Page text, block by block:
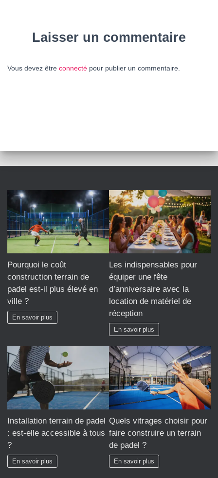
Laisser un commentaire
Vous devez être connecté pour publier un commentaire.
Pourquoi le coût
construction terrain de
padel est-il plus élevé en
ville ?
En savoir plus
Les indispensables pour
équiper une fête
d’anniversaire avec la
location de matériel de
réception
En savoir plus
Installation terrain de padel
: est-elle accessible à tous
?
En savoir plus
Quels vitrages choisir pour
faire construire un terrain
de padel ?
En savoir plus